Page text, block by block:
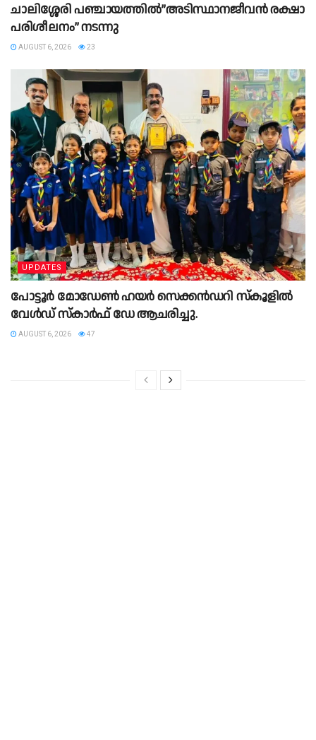
ചാലിശ്ശേരി പഞ്ചായത്തിൽ”അടിസ്ഥാനജീവൻ രക്ഷാ
പരിശീലനം” നടന്നു
AUGUST 6, 2026 23
UPDATES
പോട്ടൂർ മോഡേൺ ഹയർ സെക്കൻഡറി സ്കൂളില്‍
വേൾഡ് സ്കാർഫ് ഡേ ആചരിച്ചു.
AUGUST 6, 2026 47